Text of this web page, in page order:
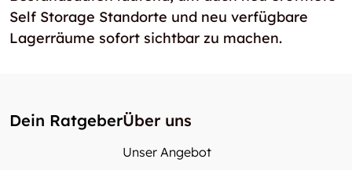
Self Storage Standorte und neu verfügbare
Lagerräume sofort sichtbar zu machen.
Dein RatgeberÜber uns
Unser Angebot